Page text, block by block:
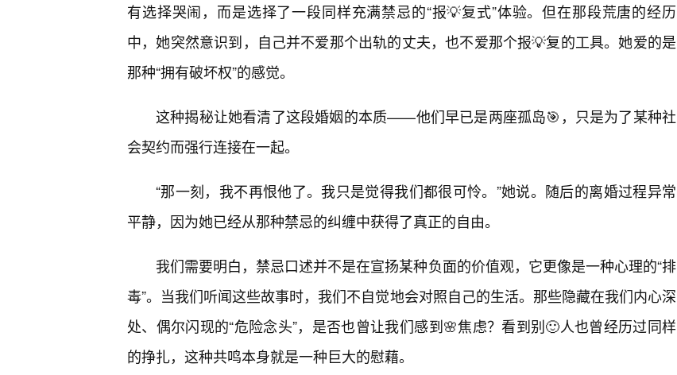
有选择哭闹，而是选择了一段同样充满禁忌的“报💡复式”体验。但在那段荒唐的经历
中，她突然意识到，自己并不爱那个出轨的丈夫，也不爱那个报💡复的工具。她爱的是
那种“拥有破坏权”的感觉。
这种揭秘让她看清了这段婚姻的本质——他们早已是两座孤岛🎯，只是为了某种社
会契约而强行连接在一起。
“那一刻，我不再恨他了。我只是觉得我们都很可怜。”她说。随后的离婚过程异常
平静，因为她已经从那种禁忌的纠缠中获得了真正的自由。
我们需要明白，禁忌口述并不是在宣扬某种负面的价值观，它更像是一种心理的“排
毒”。当我们听闻这些故事时，我们不自觉地会对照自己的生活。那些隐藏在我们内心深
处、偶尔闪现的“危险念头”，是否也曾让我们感到🌸焦虑？看到别🙂人也曾经历过同样
的挣扎，这种共鸣本身就是一种巨大的慰藉。